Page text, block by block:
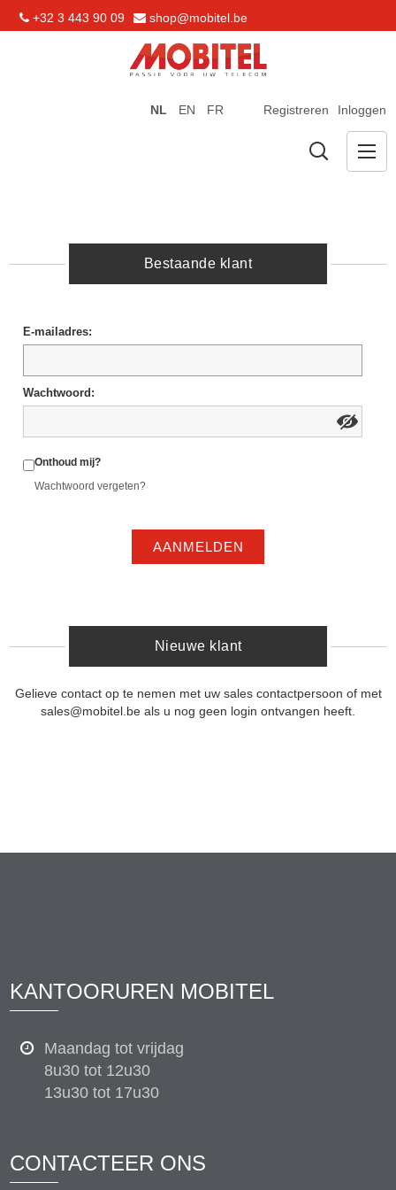
+32 3 443 90 09 shop@mobitel.be
Registreren Inloggen
NL EN FR
Bestaande klant
E-mailadres:
Wachtwoord:
Onthoud mij?
Wachtwoord vergeten?
AANMELDEN
Nieuwe klant
Gelieve contact op te nemen met uw sales contactpersoon of met
sales@mobitel.be als u nog geen login ontvangen heeft.
KANTOORUREN MOBITEL
Maandag tot vrijdag
8u30 tot 12u30
13u30 tot 17u30
CONTACTEER ONS